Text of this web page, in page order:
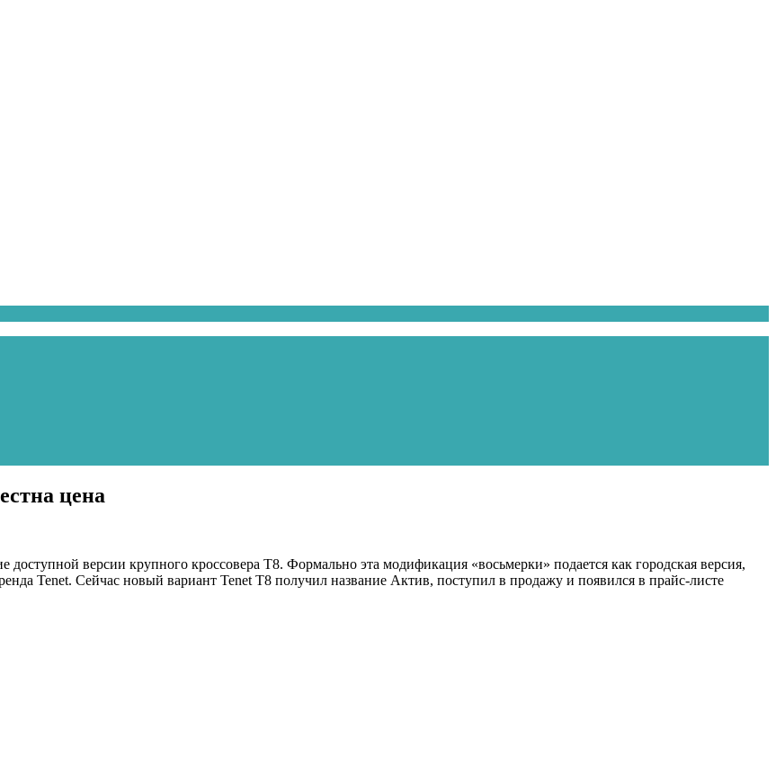
цена
доступной версии крупного кроссовера T8. Формально эта модификация «восьмерки» подается как городская версия,
Tenet. Сейчас новый вариант Tenet T8 получил название Актив, поступил в продажу и появился в прайс-листе